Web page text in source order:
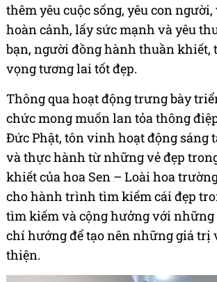
thêm yêu cuộc sống, yêu con
hoàn cảnh, lấy sức mạnh và yêu
bạn, người đồng hành thuần khiết,
vọng tương lai tốt đẹp.
Thông qua hoạt động trưng bày
chức mong muốn lan tỏa thông
Đức Phật, tôn vinh hoạt động sáng
và thực hành từ những vẻ đẹp
khiết của hoa Sen – Loài hoa
cho hành trình tìm kiếm cái đẹp
tìm kiếm và cộng hưởng với
chí hướng để tạo nên những giá trị
thiện.